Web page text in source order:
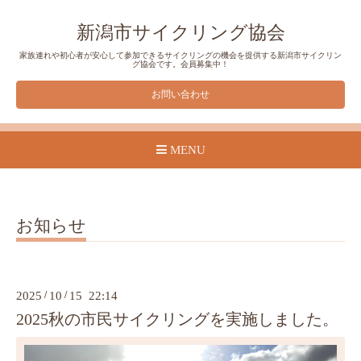
新潟市サイクリング協会
家族連れや初心者が安心して参加できるサイクリングの機会を提供する新潟市サイクリン
グ協会です。会員募集中！
お問い合わせ
MENU
お知らせ
2025 / 10 / 15 22:14
2025秋の市民サイクリングを実施しました。